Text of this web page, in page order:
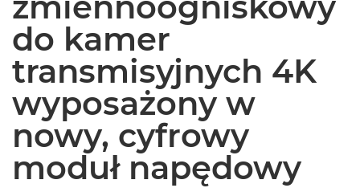
do kamer
transmisyjnych 4K
wyposażony w
nowy, cyfrowy
moduł napędowy